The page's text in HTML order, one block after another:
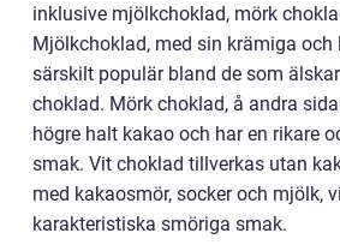
inklusive mjölkchoklad, mörk
Mjölkchoklad, med sin krämiga och
särskilt populär bland de som
choklad. Mörk choklad, å andra
högre halt kakao och har en rikare
smak. Vit choklad tillverkas utan
med kakaosmör, socker och mjölk,
karakteristiska smöriga smak.